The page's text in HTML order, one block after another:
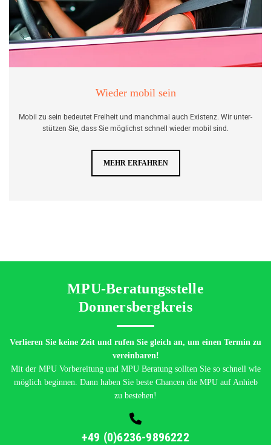
Wieder mobil sein
Mobil zu sein be­deu­tet Frei­heit und manch­mal auch Exis­tenz. Wir un­ter­
stüt­zen Sie, dass Sie mög­lichst schnell wie­der mobil sind.
MEHR ERFAHREN
MPU-Beratungsstelle Neulussheim
Nähe Bruchsal
Verlieren Sie keine Zeit und rufen Sie gleich an, um einen Termin
vereinbaren!
Mit der MPU Vorbereitung und MPU Beratung sollten Sie so schnell
möglich beginnen. Dann haben Sie beste Chancen die MPU auf Anhieb
zu bestehen!

+49 (0)7253-8009646